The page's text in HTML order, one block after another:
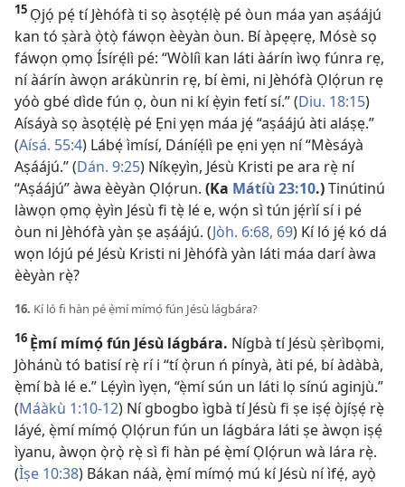
15 Ọjọ́ pẹ́ tí Jèhófà ti sọ àsọtẹ́lẹ̀ pé òun máa yan aṣáájú
kan tó ṣàrà ọ̀tọ̀ fáwọn èèyàn òun. Bí àpẹẹrẹ, Mósè sọ
fáwọn ọmọ Ísírẹ́lì pé: “Wòlíì kan láti àárín ìwọ fúnra rẹ,
ní àárín àwọn arákùnrin rẹ, bí èmi, ni Jèhófà Ọlọ́run rẹ
yóò gbé dìde fún ọ, òun ni kí ẹ̀yin fetí sí.” (Diu. 18:15)
Aísáyà sọ àsọtẹ́lẹ̀ pé Ẹni yẹn máa jẹ́ “aṣáájú àti aláṣẹ.”
(Aísá. 55:4) Lábẹ́ ìmísí, Dáníẹ́lì pe ẹni yẹn ní “Mèsáyà
Aṣáájú.” (Dán. 9:25) Níkẹyìn, Jésù Kristi pe ara rẹ̀ ní
“Aṣáájú” àwa èèyàn Ọlọ́run. (Ka Mátíù 23:10.)Tinútinú
làwọn ọmọ ẹ̀yìn Jésù fi tẹ̀ lé e, wọ́n sì tún jẹ́rìí sí i pé
òun ni Jèhófà yàn ṣe aṣáájú. (Jòh. 6:​68, 69) Kí ló jẹ́ kó dá
wọn lójú pé Jésù Kristi ni Jèhófà yàn láti máa darí àwa
èèyàn rẹ̀?
16. Kí ló fi hàn pé ẹ̀mí mímọ́ fún Jésù lágbára?
16 Ẹ̀mí mímọ́ fún Jésù lágbára. Nígbà tí Jésù ṣèrìbọmi,
Jòhánù tó batisí rẹ̀ rí i “tí ọ̀run ń pínyà, àti pé, bí àdàbà,
ẹ̀mí bà lé e.” Lẹ́yìn ìyẹn, “ẹ̀mí sún un láti lọ sínú aginjù.”
(Máàkù 1:​10-12) Ní gbogbo ìgbà tí Jésù fi ṣe iṣẹ́ òjíṣẹ́ rẹ̀
láyé, ẹ̀mí mímọ́ Ọlọ́run fún un lágbára láti ṣe àwọn iṣẹ́
ìyanu, àwọn ọ̀rọ̀ rẹ̀ sì fi hàn pé ẹ̀mí Ọlọ́run wà lára rẹ̀.
(Ìṣe 10:38) Bákan náà, ẹ̀mí mímọ́ mú kí Jésù ní ìfẹ́, ayọ̀